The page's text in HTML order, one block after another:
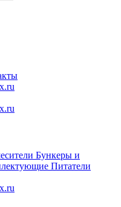
Бункеры и
Питатели